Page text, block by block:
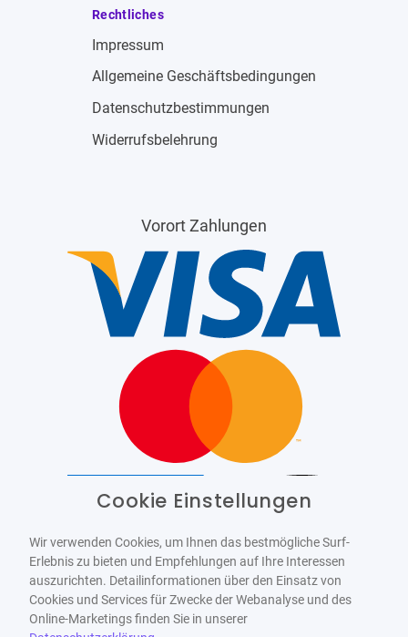
Rechtliches
Impressum
Allgemeine Geschäftsbedingungen
Datenschutzbestimmungen
Widerrufsbelehrung
Vorort Zahlungen
WCAG-2.1-AA
Cookie Einstellungen
Wir verwenden Cookies, um Ihnen das bestmögliche Surf-
Erlebnis zu bieten und Empfehlungen auf Ihre Interessen
auszurichten. Detailinformationen über den Einsatz von
Cookies und Services für Zwecke der Webanalyse und des
Online-Marketings finden Sie in unserer